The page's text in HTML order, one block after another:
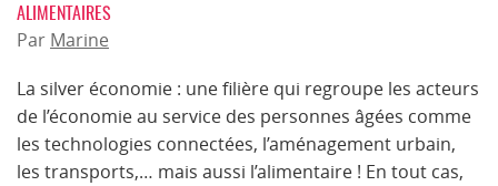
ALIMENTAIRES
Par Marine
La silver économie : une filière qui regroupe les acteurs
de l’économie au service des personnes âgées comme
les technologies connectées, l’aménagement urbain,
les transports,… mais aussi l’alimentaire ! En tout cas,